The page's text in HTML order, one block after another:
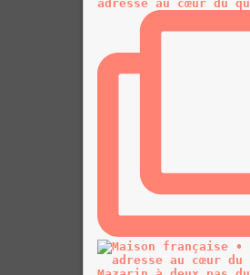
adresse au cœur du qu